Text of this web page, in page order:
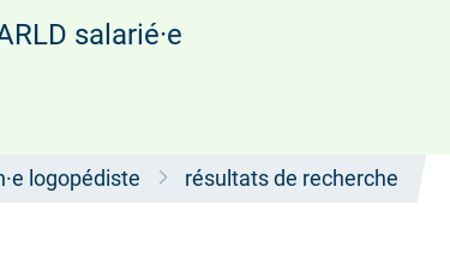
salarié·e
logopédiste résultats de recherche